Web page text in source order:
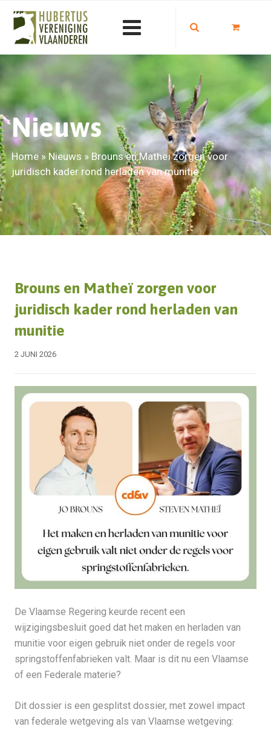
Nieuws
Home» Nieuws » Brouns en Matheï zorgen voor
juridisch kader rond herladen van munitie
Brouns en Matheï zorgen voor
juridisch kader rond herladen van
munitie
2 JUNI 2026
De Vlaamse Regering keurde recent een
wijzigingsbesluit goed dat het maken en herladen van
munitie voor eigen gebruik niet onder de regels voor
springstoffenfabrieken valt. Maar is dit nu een Vlaamse
of een Federale materie?
Dit dossier is een gesplitst dossier, met zowel impact
van federale wetgeving als van Vlaamse wetgeving: